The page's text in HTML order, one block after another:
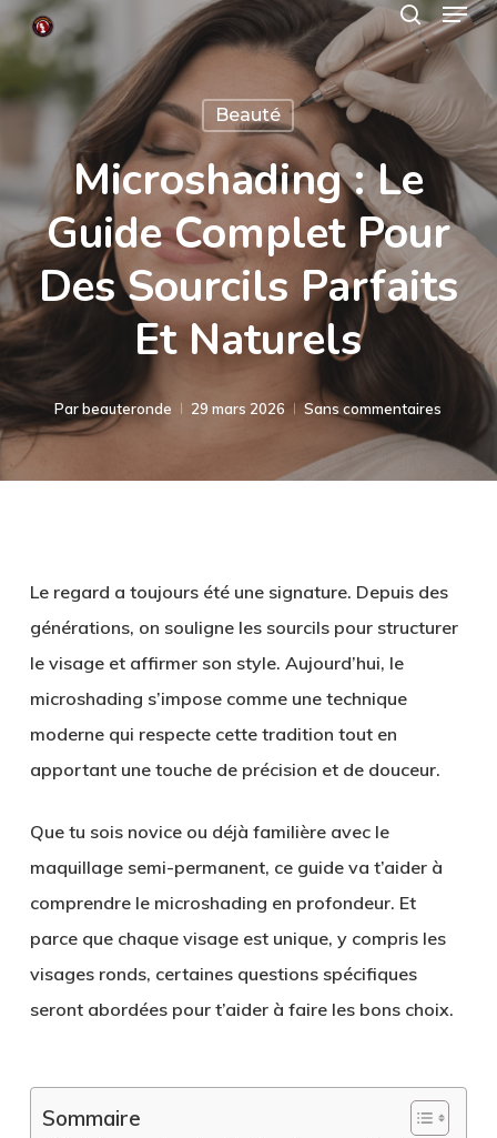
Skip
to
search
Beauté
Microshading : Le
Guide Complet Pour
Des Sourcils Parfaits
Et Naturels
Par beauteronde 29 mars 2026 Sans commentaires
Le regard a toujours été une signature. Depuis des
générations, on souligne les sourcils pour structurer
le visage et affirmer son style. Aujourd’hui, le
microshading s’impose comme une technique
moderne qui respecte cette tradition tout en
apportant une touche de précision et de douceur.
Que tu sois novice ou déjà familière avec le
maquillage semi-permanent, ce guide va t’aider à
comprendre le microshading en profondeur. Et
parce que chaque visage est unique, y compris les
visages ronds, certaines questions spécifiques
seront abordées pour t’aider à faire les bons choix.
Sommaire
Close
Menu